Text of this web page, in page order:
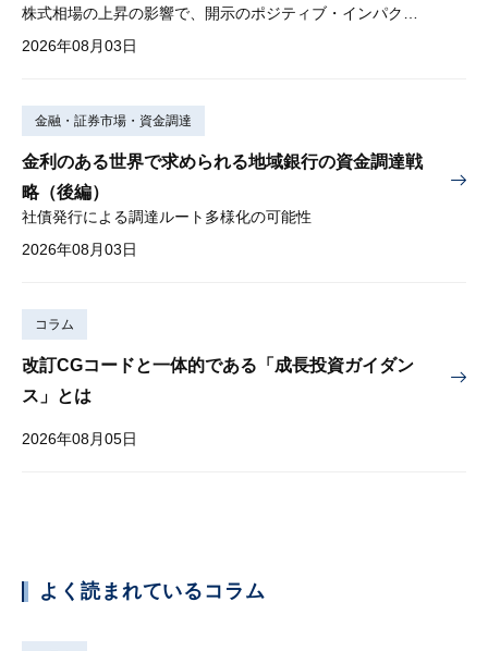
2026年08月03日
金融・証券市場・資金調達
金利のある世界で求められる地域銀行の資金調達戦
略（後編）
社債発行による調達ルート多様化の可能性
2026年08月03日
コラム
改訂CGコードと一体的である「成長投資ガイダン
ス」とは
2026年08月05日
よく読まれているコラム